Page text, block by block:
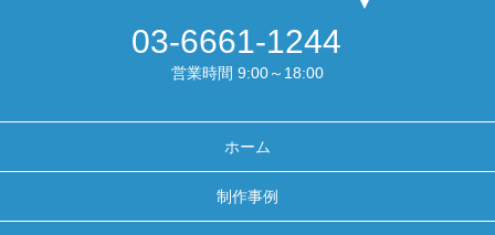
03-6661-1244
営業時間 9:00～18:00
ホーム
制作事例